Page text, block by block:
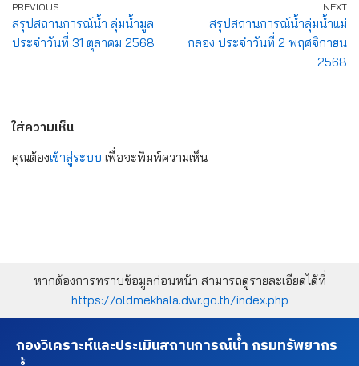
PREVIOUS
สรุปสถานการณ์น้ำ ลุ่มน้ำมูล
ประจำวันที่ 31 ตุลาคม 2568
NEXT
สรุปสถานการณ์น้ำลุ่มน้ำแม่
กลอง ประจำวันที่ 2 พฤศจิกายน
2568
ใส่ความเห็น
คุณต้องเข้าสู่ระบบ เพื่อจะพิมพ์ความเห็น
หากต้องการทราบข้อมูลก่อนหน้า สามารถดูรายละเอียดได้ที่
https://oldmekhala.dwr.go.th/index.php
กองวิเคราะห์และประเมินสถานการณ์น้ำ กรมทรัพยากร